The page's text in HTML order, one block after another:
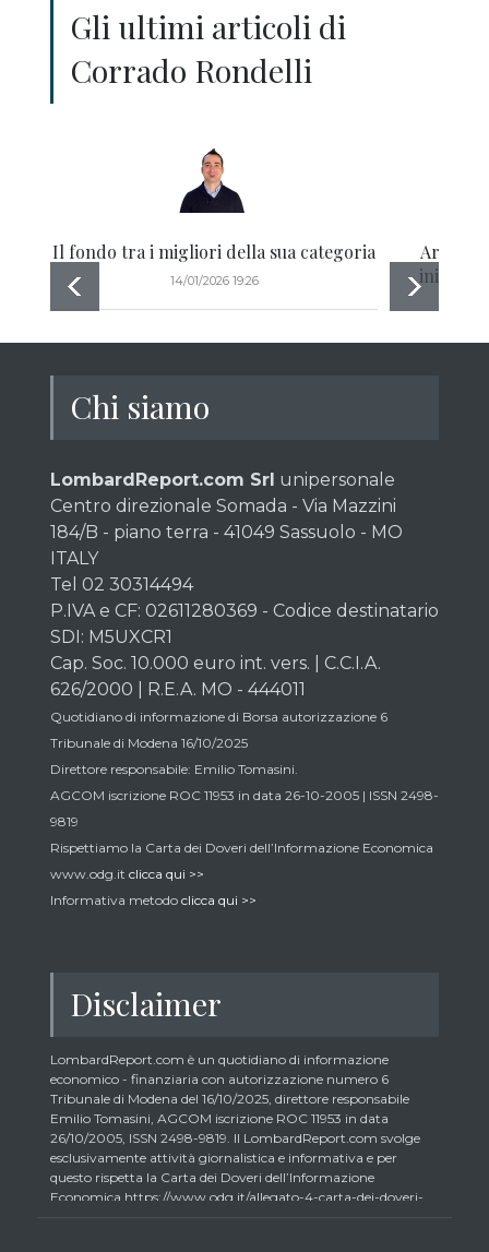
Gli ultimi articoli di
Corrado Rondelli
Il fondo tra i migliori della sua categoria
14/01/2026 19:26
inizia a
Chi siamo
LombardReport.com Srl unipersonale
Centro direzionale Somada - Via Mazzini
184/B - piano terra - 41049 Sassuolo - MO
ITALY
Tel 02 30314494
P.IVA e CF: 02611280369 - Codice destinatario
SDI: M5UXCR1
Cap. Soc. 10.000 euro int. vers. | C.C.I.A.
626/2000 | R.E.A. MO - 444011
Quotidiano di informazione di Borsa autorizzazione 6
Tribunale di Modena 16/10/2025
Direttore responsabile: Emilio Tomasini.
AGCOM iscrizione ROC 11953 in data 26-10-2005 | ISSN 2498-
9819
Rispettiamo la Carta dei Doveri dell’Informazione Economica
www.odg.it clicca qui >>
Informativa metodo clicca qui >>
Disclaimer
LombardReport.com è un quotidiano di informazione
economico - finanziaria con autorizzazione numero 6
Tribunale di Modena del 16/10/2025, direttore responsabile
Emilio Tomasini, AGCOM iscrizione ROC 11953 in data
26/10/2005, ISSN 2498-9819. Il LombardReport.com svolge
esclusivamente attività giornalistica e informativa e per
questo rispetta la Carta dei Doveri dell’Informazione
Economica https://www.odg.it/allegato-4-carta-dei-doveri-